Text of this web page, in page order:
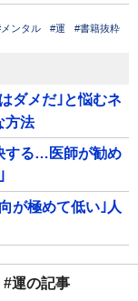
ンタル #運 #書籍抜粋
ダメだ｣と悩むネ
方法
する…医師が勧め
が極めて低い｣人
#運の記事